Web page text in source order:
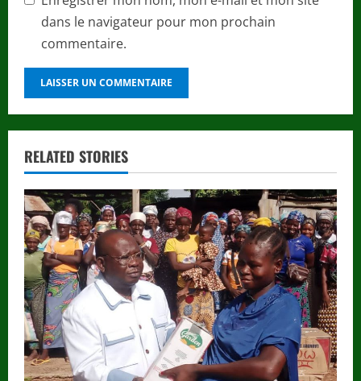
dans le navigateur pour mon prochain
commentaire.
RELATED STORIES